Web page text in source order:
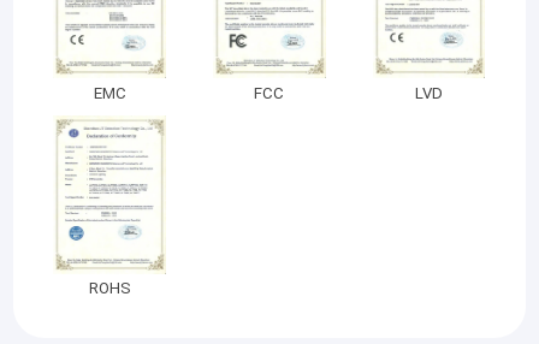
EMC FCC LVD
ROHS